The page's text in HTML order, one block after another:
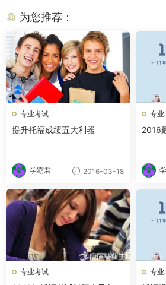
为您推荐：
专业考试
提升托福成绩五大利器
学霸君 2016-03-18
专业
2016
专业考试 专业